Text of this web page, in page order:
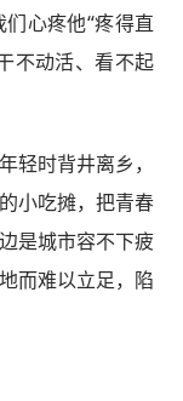
心疼他“疼得直
不动活、看不起
轻时背井离乡，
小吃摊，把青春
是城市容不下疲
而难以立足，陷